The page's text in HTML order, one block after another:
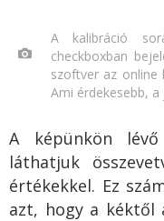
A kalibráció
checkboxban
szoftver az online
Ami érdekesebb,
A képünkön
láthatjuk
értékekkel. Ez
azt, hogy a kéktől